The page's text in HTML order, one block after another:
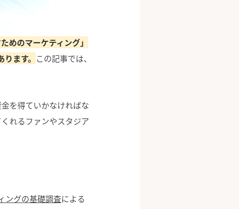
めのマーケティング」
ます。 この記事では、
を得ていかなければな
れるファンやスタジア
ングの基礎調査による